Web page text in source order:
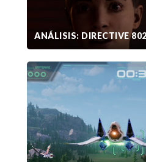
ANÁLISIS: DIRECTIVE